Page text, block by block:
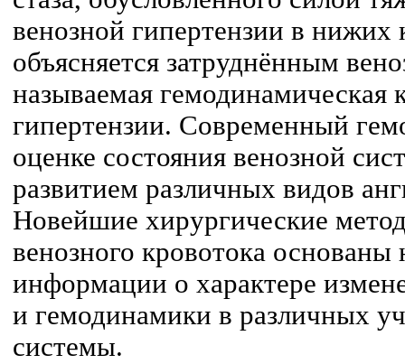
венозной гипертензии в нижих
объясняется затруднённым
называемая гемодинамическая
гипертензии. Современный
оценке состояния венозной
развитием различных видов
Новейшие хирургические
венозного кровотока основаны
информации о характере
и гемодинамики в различных
системы.